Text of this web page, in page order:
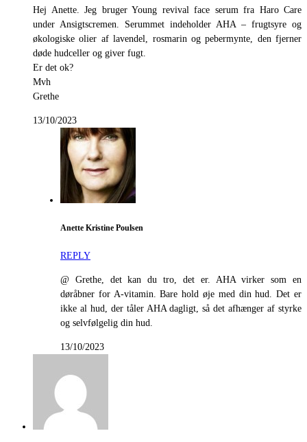
Hej Anette. Jeg bruger Young revival face serum fra Haro Care
under Ansigtscremen. Serummet indeholder AHA – frugtsyre og
økologiske olier af lavendel, rosmarin og pebermynte, den fjerner
døde hudceller og giver fugt.
Er det ok?
Mvh
Grethe
13/10/2023
Anette Kristine Poulsen
REPLY
@ Grethe, det kan du tro, det er. AHA virker som en
døråbner for A-vitamin. Bare hold øje med din hud. Det er
ikke al hud, der tåler AHA dagligt, så det afhænger af styrke
og selvfølgelig din hud.
13/10/2023